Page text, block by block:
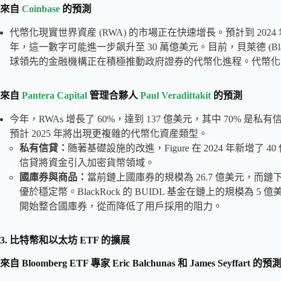
來自 Coinbase 的預測
代幣化現實世界資産 (RWA) 的市場正在快速增長。預計到
年，這一數字可能進一步飙升至 30 萬億美元。目前，貝萊德
球領先的金融機構正在積極推動政府證券的代幣化進程。代幣
來自 Pantera Capital 管理合夥人 Paul Veradittakit 的預測
今年，RWAs 增長了 60%，達到 137 億美元，其中 70% 是私
預計 2025 年將出現更複雜的代幣化資産類型。
私有信貸： 随著基礎設施的改進，Figure 在 2024 年新增了
信貸將資金引入加密貨幣領域。
國庫券與商品： 當前鏈上國庫券的規模為 26.7 億美元，而鏈
優於穩定幣。BlackRock 的 BUIDL 基金在鏈上的規模為 5
開始整合國庫券，從而降低了用戶採用的阻力。
3. 比特幣和以太坊 ETF 的擴展
來自 Bloomberg ETF 專家 Eric Balchunas 和 James Seyffart 的預測